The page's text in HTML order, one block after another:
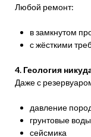
Любой ремонт:
в замкнутом
с жёсткими
4. Геология
Даже с
давление
грунтовые воды
сейсмика